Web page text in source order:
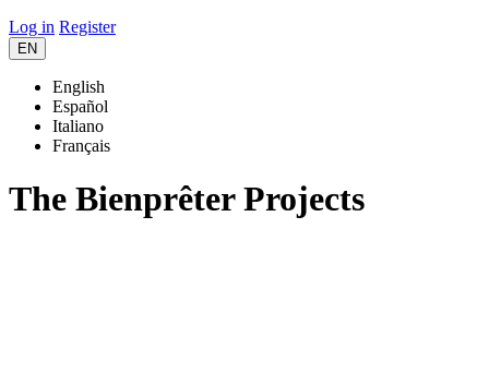
Log in Register
EN
English
Español
Italiano
Français
The Bienprêter Projects